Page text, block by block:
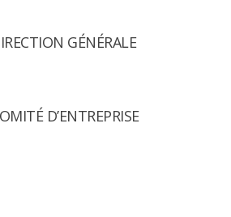
GÉNÉRALE
D’ENTREPRISE